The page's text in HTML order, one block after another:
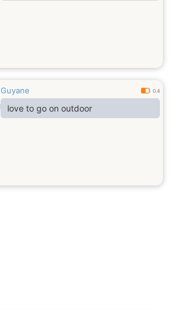
Guyane 0.4
love to go on outdoor